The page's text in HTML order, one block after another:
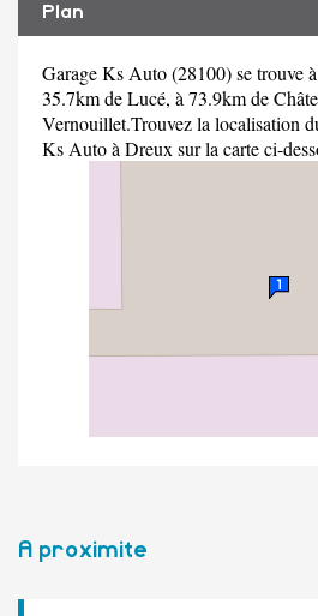
Plan
Garage Ks Auto (28100) se trouve
35.7km de Lucé, à 73.9km de
Vernouillet.Trouvez la localisation
Ks Auto à Dreux sur la carte ci-
A proximite